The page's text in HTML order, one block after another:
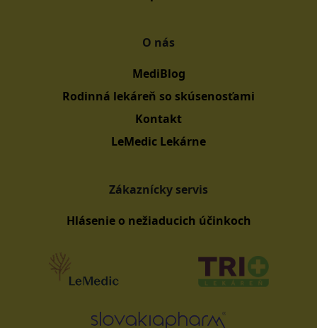
O nás
MediBlog
Rodinná lekáreň so skúsenosťami
Kontakt
LeMedic Lekárne
Zákaznícky servis
Hlásenie o nežiaducich účinkoch